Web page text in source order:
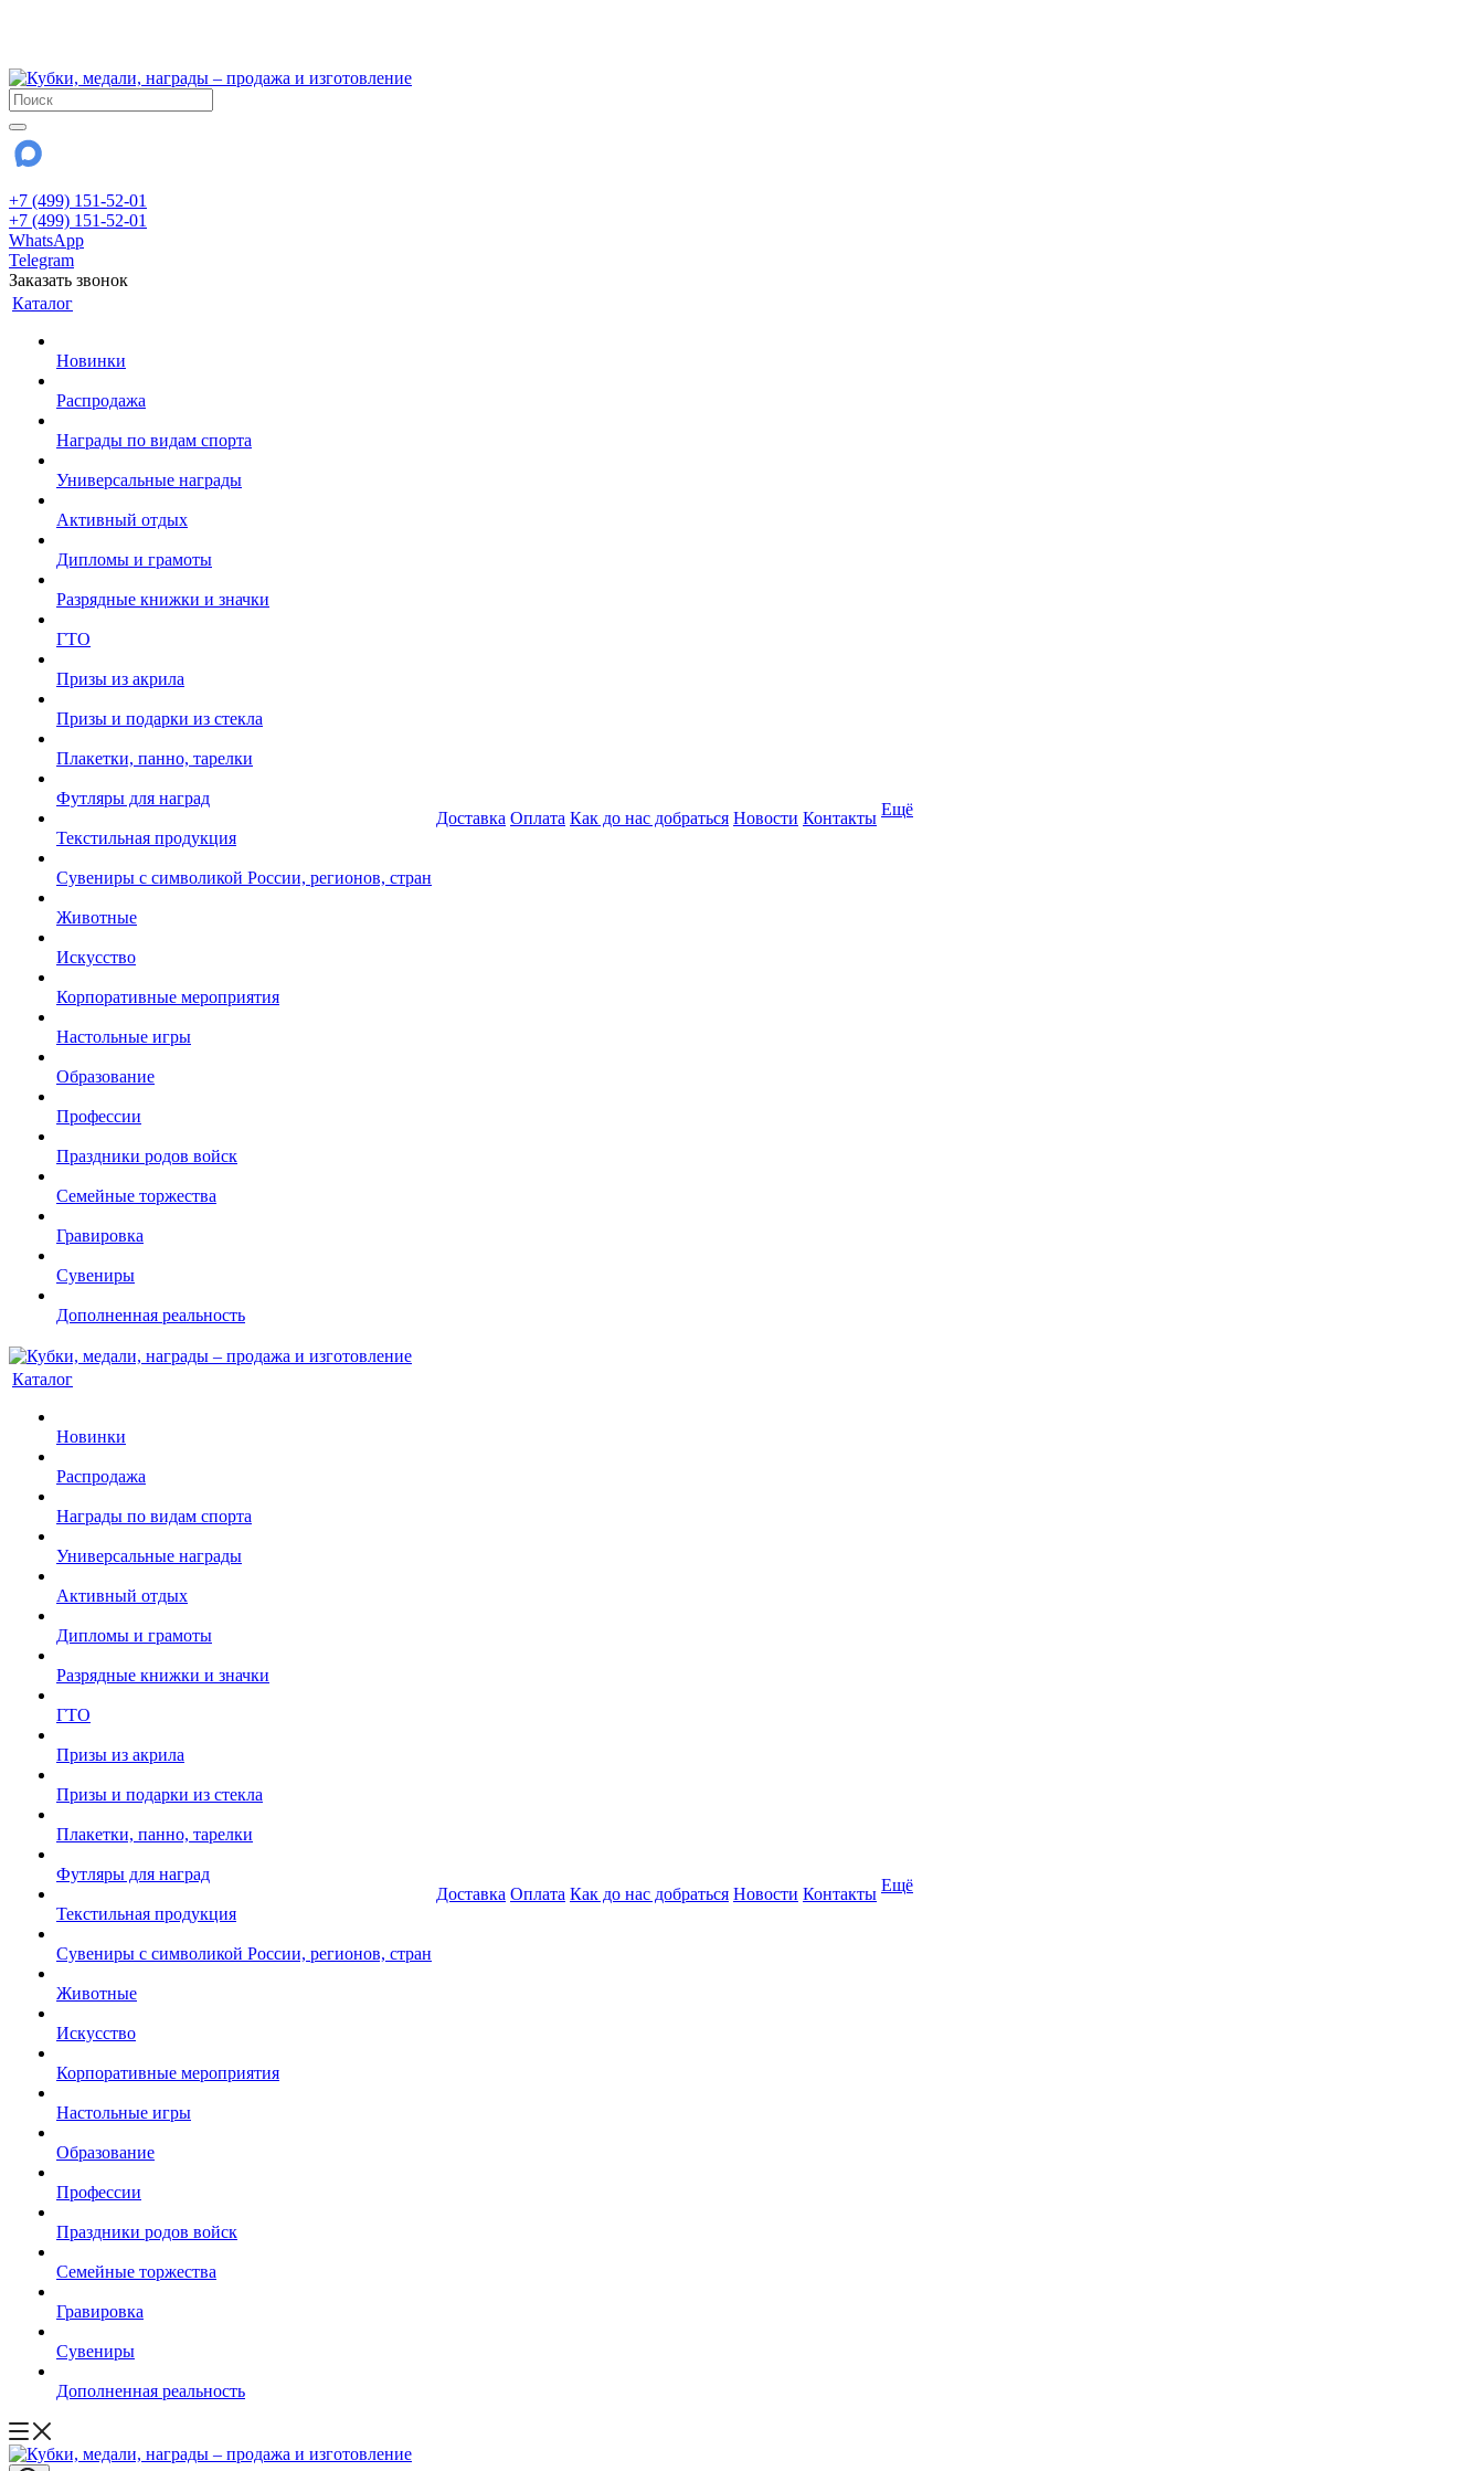
+7 (499) 151-52-01
+7 (499) 151-52-01
WhatsApp
Telegram
Заказать звонок
Каталог
Новинки
Распродажа
Награды по видам спорта
Универсальные награды
Активный отдых
Дипломы и грамоты
Разрядные книжки и значки
ГТО
Призы из акрила
Призы и подарки из стекла
Плакетки, панно, тарелки
Футляры для наград
Текстильная продукция
Сувениры с символикой России, регионов, стран
Животные
Искусство
Корпоративные мероприятия
Настольные игры
Образование
Профессии
Праздники родов войск
Семейные торжества
Гравировка
Сувениры
Дополненная реальность
Доставка Оплата Как до нас добраться Новости Контакты Ещё
Каталог
Новинки
Распродажа
Награды по видам спорта
Универсальные награды
Активный отдых
Дипломы и грамоты
Разрядные книжки и значки
ГТО
Призы из акрила
Призы и подарки из стекла
Плакетки, панно, тарелки
Футляры для наград
Текстильная продукция
Сувениры с символикой России, регионов, стран
Животные
Искусство
Корпоративные мероприятия
Настольные игры
Образование
Профессии
Праздники родов войск
Семейные торжества
Гравировка
Сувениры
Дополненная реальность
Доставка Оплата Как до нас добраться Новости Контакты Ещё